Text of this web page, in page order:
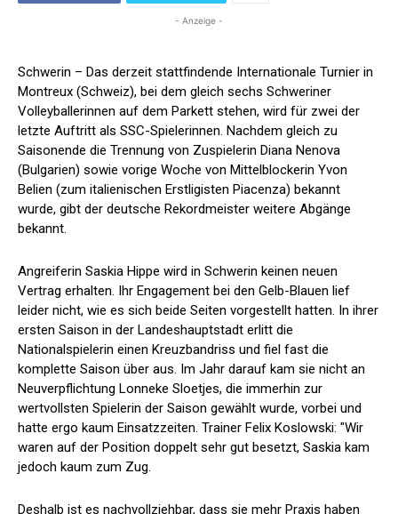
- Anzeige -
Schwerin – Das derzeit stattfindende Internationale Turnier in
Montreux (Schweiz), bei dem gleich sechs Schweriner
Volleyballerinnen auf dem Parkett stehen, wird für zwei der
letzte Auftritt als SSC-Spielerinnen. Nachdem gleich zu
Saisonende die Trennung von Zuspielerin Diana Nenova
(Bulgarien) sowie vorige Woche von Mittelblockerin Yvon
Belien (zum italienischen Erstligisten Piacenza) bekannt
wurde, gibt der deutsche Rekordmeister weitere Abgänge
bekannt.
Angreiferin Saskia Hippe wird in Schwerin keinen neuen
Vertrag erhalten. Ihr Engagement bei den Gelb-Blauen lief
leider nicht, wie es sich beide Seiten vorgestellt hatten. In ihrer
ersten Saison in der Landeshauptstadt erlitt die
Nationalspielerin einen Kreuzbandriss und fiel fast die
komplette Saison über aus. Im Jahr darauf kam sie nicht an
Neuverpflichtung Lonneke Sloetjes, die immerhin zur
wertvollsten Spielerin der Saison gewählt wurde, vorbei und
hatte ergo kaum Einsatzzeiten. Trainer Felix Koslowski: "Wir
waren auf der Position doppelt sehr gut besetzt, Saskia kam
jedoch kaum zum Zug.
Deshalb ist es nachvollziehbar, dass sie mehr Praxis haben